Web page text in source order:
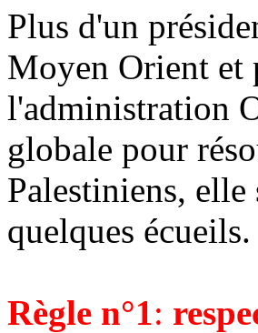
Plus d'un
Moyen Orient et
l'administration
globale pour
Palestiniens,
quelques écueils.
Règle n°1: